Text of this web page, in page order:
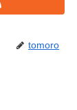
tomoro